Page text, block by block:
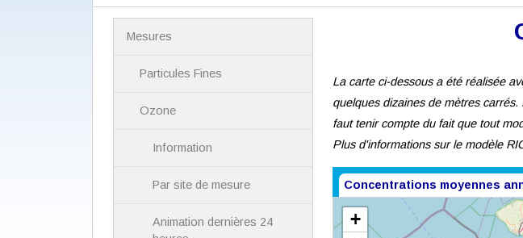
La carte ci-dessous a été réalisée
quelques dizaines de mètres
faut tenir compte du fait que tout
Plus d'informations sur le modèle
Concentrations moyennes
Mesures
Particules Fines
Ozone
Information
Par site de mesure
Animation dernières 24